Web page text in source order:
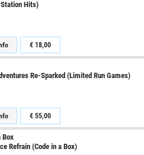
Hits)
€ 18,00
Re-Sparked (Limited Run Games)
€ 55,00
Box
Refrain (Code in a Box)